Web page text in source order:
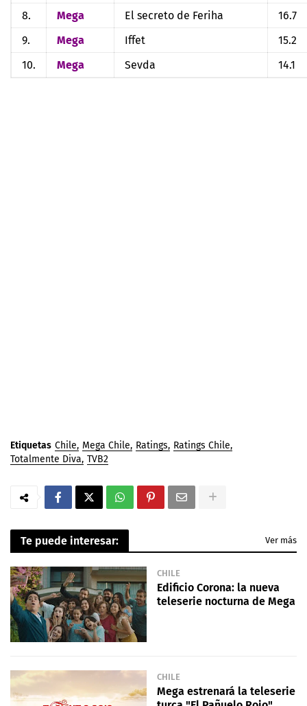
8.
Mega El secreto de Feriha
16.7
9.
Mega Iffet
15.2
10.
Mega Sevda 14.1
Etiquetas Chile Mega Chile Ratings Ratings Chile
Totalmente Diva TVB2
Te puede interesar: Ver más
CHILE
Edificio Corona: la nueva
teleserie nocturna de Mega
CHILE
Mega estrenará la teleserie